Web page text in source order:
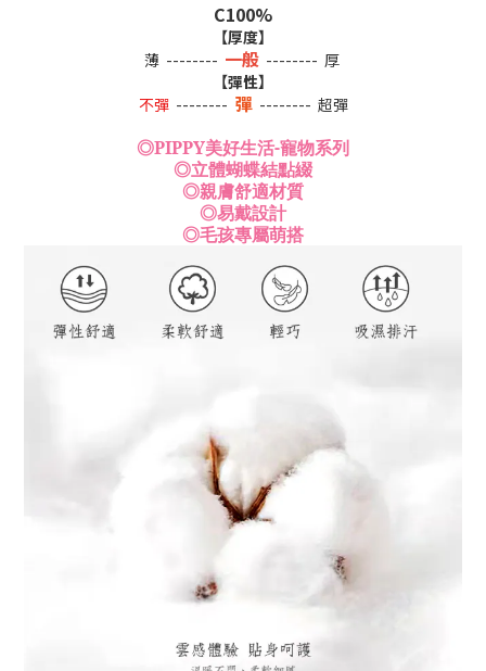
C100%
【厚度】
薄 -------- 一般 -------- 厚
【彈性】
不彈-------- 彈 -------- 超彈
◎PIPPY美好生活-寵物系列
◎立體蝴蝶結點綴
◎親膚舒適材質
◎易戴設計
◎毛孩專屬萌搭